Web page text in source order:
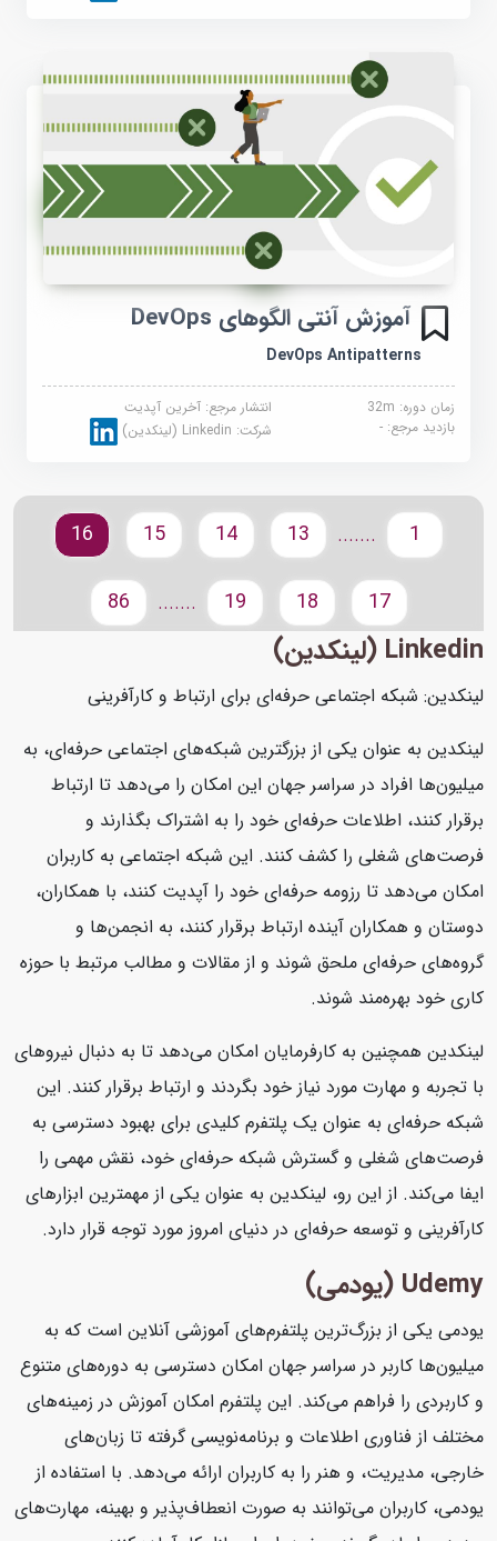
آموزش آنتی الگوهای DevOps
DevOps Antipatterns
زمان دوره: 32m انتشار مرجع:آخرین آپدیت
بازدید مرجع:- شرکت:Linkedin (لینکدین)
.......
13
14
15
16
17
18
19
.......
86
Linkedin (لینکدین)
لینکدین: شبکه اجتماعی حرفه‌ای برای ارتباط و کارآفرینی
لینکدین به عنوان یکی از بزرگترین شبکه‌های اجتماعی حرفه‌ای، به
میلیون‌ها افراد در سراسر جهان این امکان را می‌دهد تا ارتباط
برقرار کنند، اطلاعات حرفه‌ای خود را به اشتراک بگذارند و
فرصت‌های شغلی را کشف کنند. این شبکه اجتماعی به کاربران
امکان می‌دهد تا رزومه حرفه‌ای خود را آپدیت کنند، با همکاران،
دوستان و همکاران آینده ارتباط برقرار کنند، به انجمن‌ها و
گروه‌های حرفه‌ای ملحق شوند و از مقالات و مطالب مرتبط با حوزه
کاری خود بهره‌مند شوند.
لینکدین همچنین به کارفرمایان امکان می‌دهد تا به دنبال نیروهای
با تجربه و مهارت مورد نیاز خود بگردند و ارتباط برقرار کنند. این
شبکه حرفه‌ای به عنوان یک پلتفرم کلیدی برای بهبود دسترسی به
فرصت‌های شغلی و گسترش شبکه حرفه‌ای خود، نقش مهمی را
ایفا می‌کند. از این رو، لینکدین به عنوان یکی از مهمترین ابزارهای
کارآفرینی و توسعه حرفه‌ای در دنیای امروز مورد توجه قرار دارد.
Udemy (یودمی)
یودمی یکی از بزرگ‌ترین پلتفرم‌های آموزشی آنلاین است که به
میلیون‌ها کاربر در سراسر جهان امکان دسترسی به دوره‌های متنوع
و کاربردی را فراهم می‌کند. این پلتفرم امکان آموزش در زمینه‌های
مختلف از فناوری اطلاعات و برنامه‌نویسی گرفته تا زبان‌های
خارجی، مدیریت، و هنر را به کاربران ارائه می‌دهد. با استفاده از
یودمی، کاربران می‌توانند به صورت انعطاف‌پذیر و بهینه، مهارت‌های